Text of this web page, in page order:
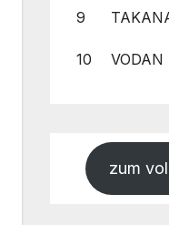
9
10 VODAN
zum